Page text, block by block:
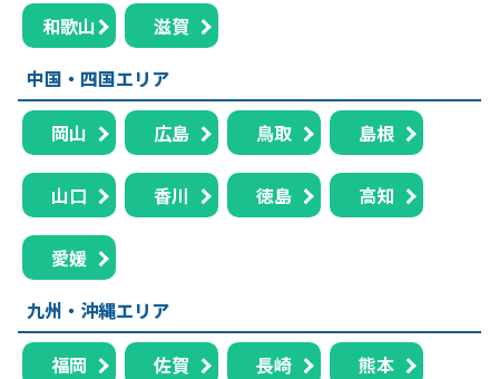
和歌山
滋賀
中国・四国エリア
岡山 広島 鳥取 島根
山口 香川 徳島 高知
愛媛
九州・沖縄エリア
福岡 佐賀 長崎 熊本